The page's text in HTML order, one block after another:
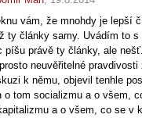
vám, že mnohdy je lepší
ty články samy. Uvádím to
píšu právě ty články, ale
neuvěřitelné
k němu, objevil tenhle
o tom socializmu a o všem,
a o všem, co se v